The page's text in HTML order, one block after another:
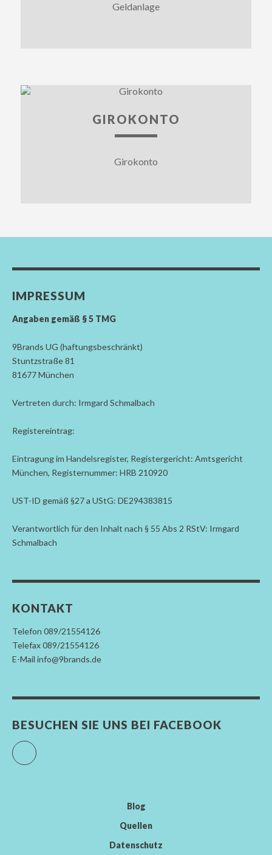
Geldanlage
GIROKONTO
Girokonto
IMPRESSUM
Angaben gemäß § 5 TMG
9Brands UG (haftungsbeschränkt)
Stuntzstraße 81
81677 München
Vertreten durch: Irmgard Schmalbach
Registereintrag:
Eintragung im Handelsregister, Registergericht: Amtsgericht
München, Registernummer: HRB 210920
UST-ID gemäß §27 a UStG: DE294383815
Verantwortlich für den Inhalt nach § 55 Abs 2 RStV: Irmgard
Schmalbach
KONTAKT
Telefon 089/21554126
Telefax 089/21554126
E-Mail info@9brands.de
BESUCHEN SIE UNS BEI FACEBOOK
Facebook
Blog
Quellen
Datenschutz